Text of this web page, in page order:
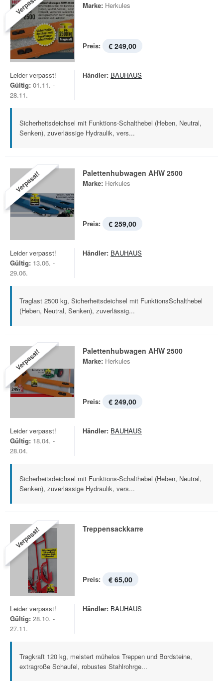
Marke: Herkules
Preis: € 249,00
Leider verpasst!
Gültig: 01.11. -
28.11.
Händler: BAUHAUS
Sicherheitsdeichsel mit Funktions-Schalthebel (Heben, Neutral,
Senken), zuverlässige Hydraulik, vers...
Verpasst! Palettenhubwagen AHW 2500
Marke: Herkules
Preis: € 259,00
Leider verpasst!
Gültig: 13.06. -
29.06.
Händler: BAUHAUS
Traglast 2500 kg, Sicherheitsdeichsel mit FunktionsSchalthebel
(Heben, Neutral, Senken), zuverlässig...
Verpasst! Palettenhubwagen AHW 2500
Marke: Herkules
Preis: € 249,00
Leider verpasst!
Gültig: 18.04. -
28.04.
Händler: BAUHAUS
Sicherheitsdeichsel mit Funktions-Schalthebel (Heben, Neutral,
Senken), zuverlässige Hydraulik, vers...
Verpasst! Treppensackkarre
Preis: € 65,00
Leider verpasst!
Gültig: 28.10. -
27.11.
Händler: BAUHAUS
Tragkraft 120 kg, meistert mühelos Treppen und Bordsteine,
extragroße Schaufel, robustes Stahlrohrge...